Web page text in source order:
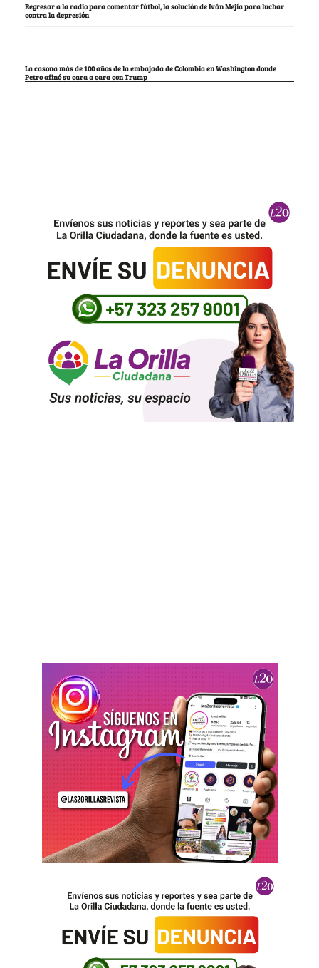
Regresar a la radio para comentar fútbol, la solución de Iván Mejía para luchar
contra la depresión
La casona más de 100 años de la embajada de Colombia en Washington donde
Petro afinó su cara a cara con Trump